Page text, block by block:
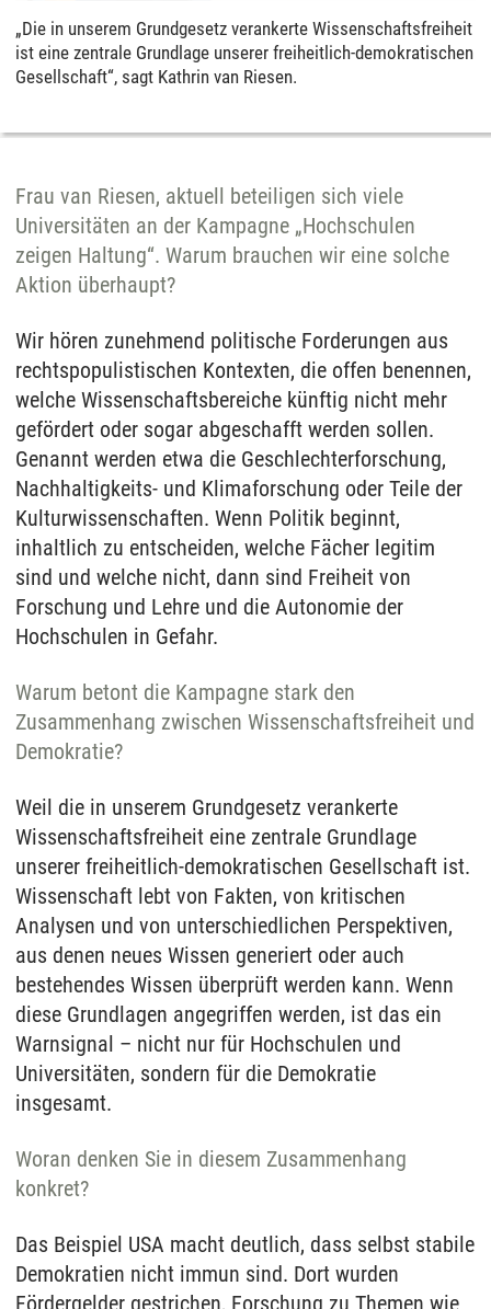
„Die in unserem Grundgesetz verankerte Wissenschaftsfreiheit
ist eine zentrale Grundlage unserer freiheitlich-demokratischen
Gesellschaft“, sagt Kathrin van Riesen.
Frau van Riesen, aktuell beteiligen sich viele
Universitäten an der Kampagne „Hochschulen
zeigen Haltung“. Warum brauchen wir eine solche
Aktion überhaupt?
Wir hören zunehmend politische Forderungen aus
rechtspopulistischen Kontexten, die offen benennen,
welche Wissenschaftsbereiche künftig nicht mehr
gefördert oder sogar abgeschafft werden sollen.
Genannt werden etwa die Geschlechterforschung,
Nachhaltigkeits- und Klimaforschung oder Teile der
Kulturwissenschaften. Wenn Politik beginnt,
inhaltlich zu entscheiden, welche Fächer legitim
sind und welche nicht, dann sind Freiheit von
Forschung und Lehre und die Autonomie der
Hochschulen in Gefahr.
Warum betont die Kampagne stark den
Zusammenhang zwischen Wissenschaftsfreiheit und
Demokratie?
Weil die in unserem Grundgesetz verankerte
Wissenschaftsfreiheit eine zentrale Grundlage
unserer freiheitlich-demokratischen Gesellschaft ist.
Wissenschaft lebt von Fakten, von kritischen
Analysen und von unterschiedlichen Perspektiven,
aus denen neues Wissen generiert oder auch
bestehendes Wissen überprüft werden kann. Wenn
diese Grundlagen angegriffen werden, ist das ein
Warnsignal – nicht nur für Hochschulen und
Universitäten, sondern für die Demokratie
insgesamt.
Woran denken Sie in diesem Zusammenhang
konkret?
Das Beispiel USA macht deutlich, dass selbst stabile
Demokratien nicht immun sind. Dort wurden
Fördergelder gestrichen, Forschung zu Themen wie